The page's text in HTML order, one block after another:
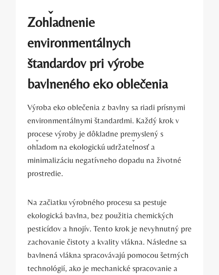
Zohľadnenie
environmentálnych
štandardov pri výrobe
bavlneného eko oblečenia
Výroba eko oblečenia z bavlny sa riadi prísnymi
environmentálnymi štandardmi. Každý krok v
procese výroby je dôkladne premyslený s
ohľadom na ekologickú udržateľnosť a
minimalizáciu negatívneho dopadu na životné
prostredie.
Na začiatku výrobného procesu sa pestuje
ekologická bavlna, bez použitia chemických
pesticídov a hnojív. Tento krok je nevyhnutný pre
zachovanie čistoty a kvality vlákna. Následne sa
bavlnená vlákna spracovávajú pomocou šetrných
technológií, ako je mechanické spracovanie a